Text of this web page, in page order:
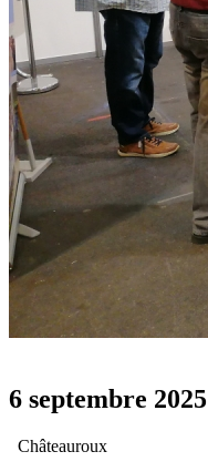
6 septembre 2025
Châteauroux